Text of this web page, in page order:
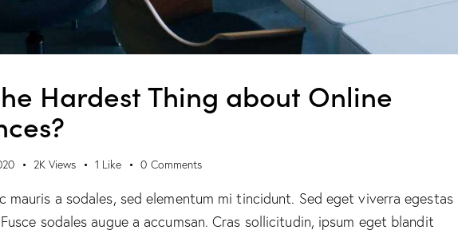
Hardest Thing about Online
2K Views 1 Like 0 Comments
mauris a sodales, sed elementum mi tincidunt. Sed eget viverra egestas
sodales augue a accumsan. Cras sollicitudin, ipsum eget blandit